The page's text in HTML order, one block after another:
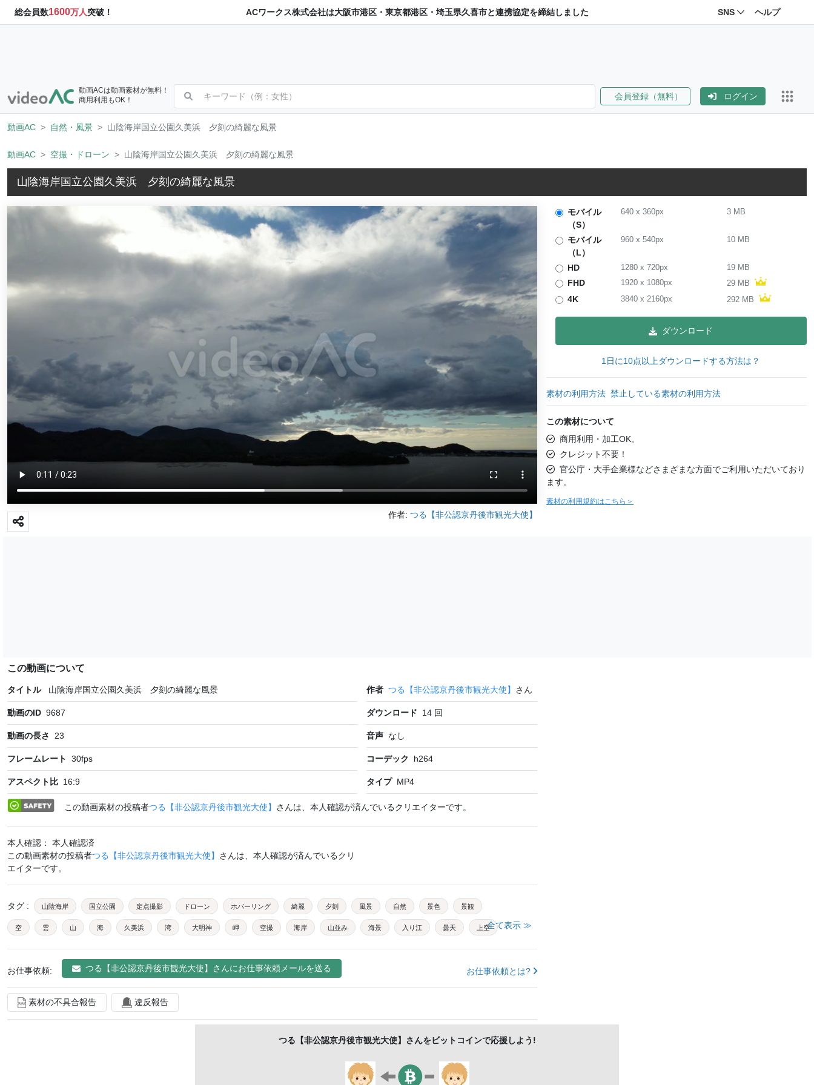
総会員数1600万人突破！ ACワークス株式会社は大阪市港区・東京都港区・埼玉県久喜市と連携協定を締結しました SNS ヘルプ
動画ACは動画素材が無料！
商用利用もOK！
会員登録（無料） ログイン
動画AC 自然・風景 山陰海岸国立公園久美浜 夕刻の綺麗な風景
動画AC 空撮・ドローン 山陰海岸国立公園久美浜 夕刻の綺麗な風景
山陰海岸国立公園久美浜 夕刻の綺麗な風景
作者: つる【非公認京丹後市観光大使】
モバイル
（S）
640x 360px 3 MB
モバイル
（L）
960x 540px 10 MB
HD 1280x 720px 19 MB
FHD 1920x 1080px 29 MB
4K 3840x 2160px 292 MB
ダウンロード
1日に10点以上ダウンロードする方法は？
素材の利用方法 禁止している素材の利用方法
この素材について
商用利用・加工OK。
クレジット不要！
官公庁・大手企業様などさまざまな方面でご利用いただいており
ます。
素材の利用規約はこちら＞
この動画について
タイトル 山陰海岸国立公園久美浜 夕刻の綺麗な風景
動画のID 9687
動画の長さ 23
フレームレート 30fps
アスペクト比 16:9
作者 つる【非公認京丹後市観光大使】 さん
ダウンロード 14 回
音声 なし
コーデック h264
タイプ MP4
この動画素材の投稿者つる【非公認京丹後市観光大使】 さんは、本人確認が済んでいるクリエイターです。
本人確認： 本人確認済
この動画素材の投稿者つる【非公認京丹後市観光大使】 さんは、本人確認が済んでいるクリ
エイターです。
タグ : 山陰海岸 国立公園 定点撮影 ドローン ホバーリング 綺麗 夕刻 風景 自然 景色 景観
空 雲 山 海 久美浜 湾 大明神 岬 空撮 海岸 山並み 海景 入り江 曇天 上空
海面 京都府 京丹後市 丹後 山陰 京都北部 日本海側 日本 無人 テキストスペース コピースペース
白 青 グレー 空バック 海上
全て表示 ≫
お仕事依頼: つる【非公認京丹後市観光大使】 さんにお仕事依頼メールを送る お仕事依頼とは?
素材の不具合報告 違反報告
つる【非公認京丹後市観光大使】 さんをビットコインで応援しよう!